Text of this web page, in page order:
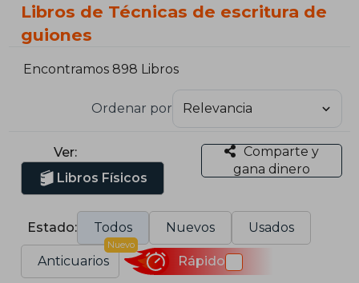
Libros de Técnicas de escritura de
guiones
Encontramos 898 Libros
Ordenar por
Ver:
Libros Físicos
Comparte y
gana dinero
Estado: Todos Nuevos Usados
Anticuarios
Nuevo
Rápido